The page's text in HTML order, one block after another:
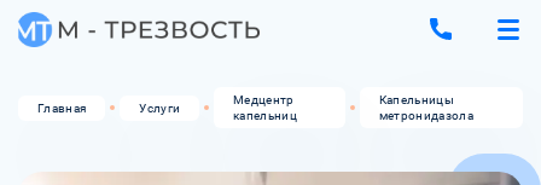
Главная Услуги
Медцентр
капельниц
Капельницы
метронидазола